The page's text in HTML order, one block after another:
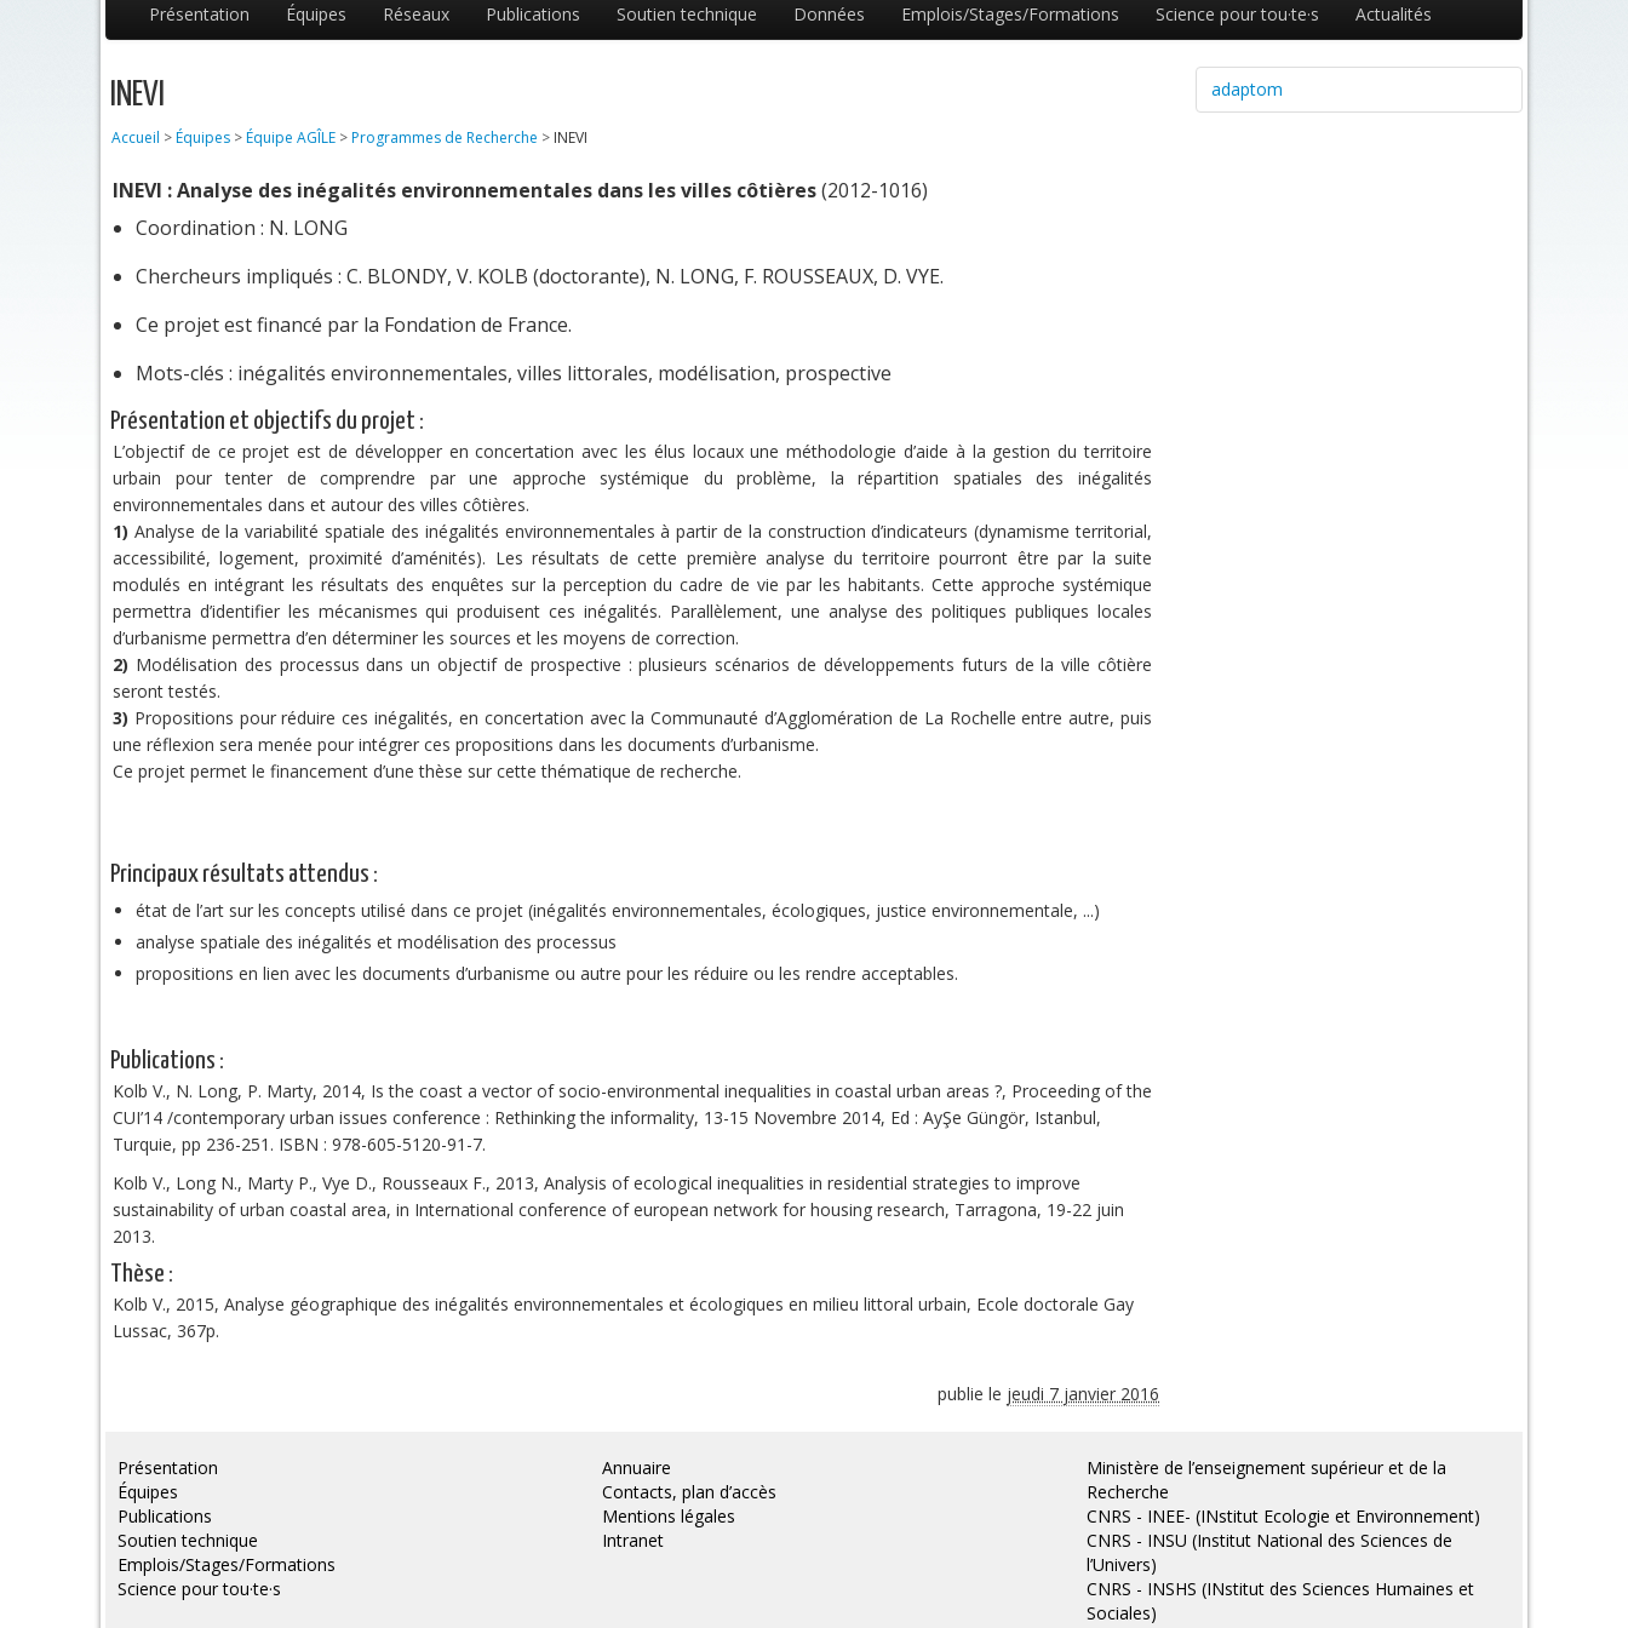
Présentation Équipes Réseaux Publications Soutien technique Données Emplois/Stages/Formations Science pour tou·te·s Actualités
INEVI
Accueil >Équipes >Équipe AGÎLE >Programmes de Recherche > INEVI
INEVI : Analyse des inégalités environnementales dans les villes côtières(2012-1016)
Coordination : N. LONG
Chercheurs impliqués : C. BLONDY, V. KOLB (doctorante), N. LONG, F. ROUSSEAUX, D. VYE.
Ce projet est financé par la Fondation de France.
Mots-clés : inégalités environnementales, villes littorales, modélisation, prospective
Présentation et objectifs du projet :
L’objectif de ce projet est de développer en concertation avec les élus locaux une méthodologie d’aide à la gestion du territoire
urbain pour tenter de comprendre par une approche systémique du problème, la répartition spatiales des inégalités
environnementales dans et autour des villes côtières.
1) Analyse de la variabilité spatiale des inégalités environnementales à partir de la construction d’indicateurs (dynamisme territorial,
accessibilité, logement, proximité d’aménités). Les résultats de cette première analyse du territoire pourront être par la suite
modulés en intégrant les résultats des enquêtes sur la perception du cadre de vie par les habitants. Cette approche systémique
permettra d’identifier les mécanismes qui produisent ces inégalités. Parallèlement, une analyse des politiques publiques locales
d’urbanisme permettra d’en déterminer les sources et les moyens de correction.
2) Modélisation des processus dans un objectif de prospective : plusieurs scénarios de développements futurs de la ville côtière
seront testés.
3) Propositions pour réduire ces inégalités, en concertation avec la Communauté d’Agglomération de La Rochelle entre autre, puis
une réflexion sera menée pour intégrer ces propositions dans les documents d’urbanisme.
Ce projet permet le financement d’une thèse sur cette thématique de recherche.
Principaux résultats attendus :
état de l’art sur les concepts utilisé dans ce projet (inégalités environnementales, écologiques, justice environnementale, ...)
analyse spatiale des inégalités et modélisation des processus
propositions en lien avec les documents d’urbanisme ou autre pour les réduire ou les rendre acceptables.
Publications :
Kolb V., N. Long, P. Marty, 2014, Is the coast a vector of socio-environmental inequalities in coastal urban areas ?, Proceeding of the
CUI’14 /contemporary urban issues conference : Rethinking the informality, 13-15 Novembre 2014, Ed : AyŞe Güngör, Istanbul,
Turquie, pp 236-251. ISBN : 978-605-5120-91-7.
Kolb V., Long N., Marty P., Vye D., Rousseaux F., 2013, Analysis of ecological inequalities in residential strategies to improve
sustainability of urban coastal area, in International conference of european network for housing research, Tarragona, 19-22 juin
2013.
Thèse :
Kolb V., 2015, Analyse géographique des inégalités environnementales et écologiques en milieu littoral urbain, Ecole doctorale Gay
Lussac, 367p.
publie le jeudi 7 janvier 2016
adaptom
Présentation
Équipes
Publications
Soutien technique
Emplois/Stages/Formations
Science pour tou·te·s
Annuaire
Contacts, plan d’accès
Mentions légales
Intranet
Ministère de l’enseignement supérieur et de la
Recherche
CNRS - INEE- (INstitut Ecologie et Environnement)
CNRS - INSU (Institut National des Sciences de
l’Univers)
CNRS - INSHS (INstitut des Sciences Humaines et
Sociales)